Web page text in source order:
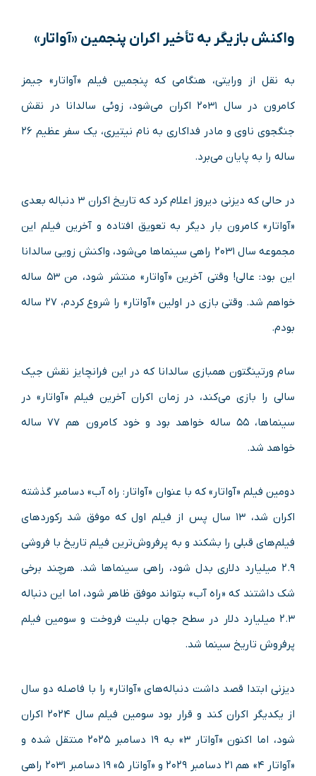
واکنش بازیگر به تأخیر اکران پنجمین «آواتار»
به نقل از ورایتی، هنگامی که پنجمین فیلم «آواتار» جیمز
کامرون در سال ۲۰۳۱ اکران می‌شود، زوئی سالدانا در نقش
جنگجوی ناوی و مادر فداکاری به نام نیتیری، یک سفر عظیم ۲۶
ساله را به پایان می‌برد.
در حالی که دیزنی دیروز اعلام کرد که تاریخ اکران ۳ دنباله بعدی
«آواتار» کامرون بار دیگر به تعویق افتاده و آخرین فیلم این
مجموعه سال ۲۰۳۱ راهی سینماها می‌شود، واکنش زویی سالدانا
این بود: عالی! وقتی آخرین «آواتار» منتشر شود، من ۵۳ ساله
خواهم شد. وقتی بازی در اولین «آواتار» را شروع کردم، ۲۷ ساله
بودم.
سام ورتینگتون همبازی سالدانا که در این فرانچایز نقش جیک
سالی را بازی می‌کند، در زمان اکران آخرین فیلم «آواتار» در
سینماها، ۵۵ ساله خواهد بود و خود کامرون هم ۷۷ ساله
خواهد شد.
دومین فیلم «آواتار» که با عنوان «آواتار: راه آب» دسامبر گذشته
اکران شد، ۱۳ سال پس از فیلم اول که موفق شد رکوردهای
فیلم‌های قبلی را بشکند و به پرفروش‌ترین فیلم تاریخ با فروشی
۲.۹ میلیارد دلاری بدل شود، راهی سینماها شد. هرچند برخی
شک داشتند که «راه آب» بتواند موفق ظاهر شود، اما این دنباله
۲.۳ میلیارد دلار در سطح جهان بلیت فروخت و سومین فیلم
پرفروش تاریخ سینما شد.
دیزنی ابتدا قصد داشت دنباله‌های «آواتار» را با فاصله دو سال
از یکدیگر اکران کند و قرار بود سومین فیلم سال ۲۰۲۴ اکران
شود، اما اکنون «آواتار ۳» به ۱۹ دسامبر ۲۰۲۵ منتقل شده و
«آواتار ۴» هم ۲۱ دسامبر ۲۰۲۹ و «آواتار ۵» ۱۹ دسامبر ۲۰۳۱ راهی